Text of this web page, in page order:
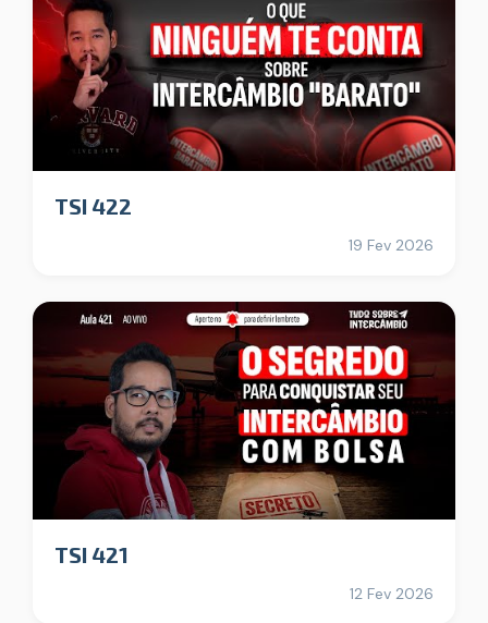
TSI 422
19 Fev 2026
TSI 421
12 Fev 2026